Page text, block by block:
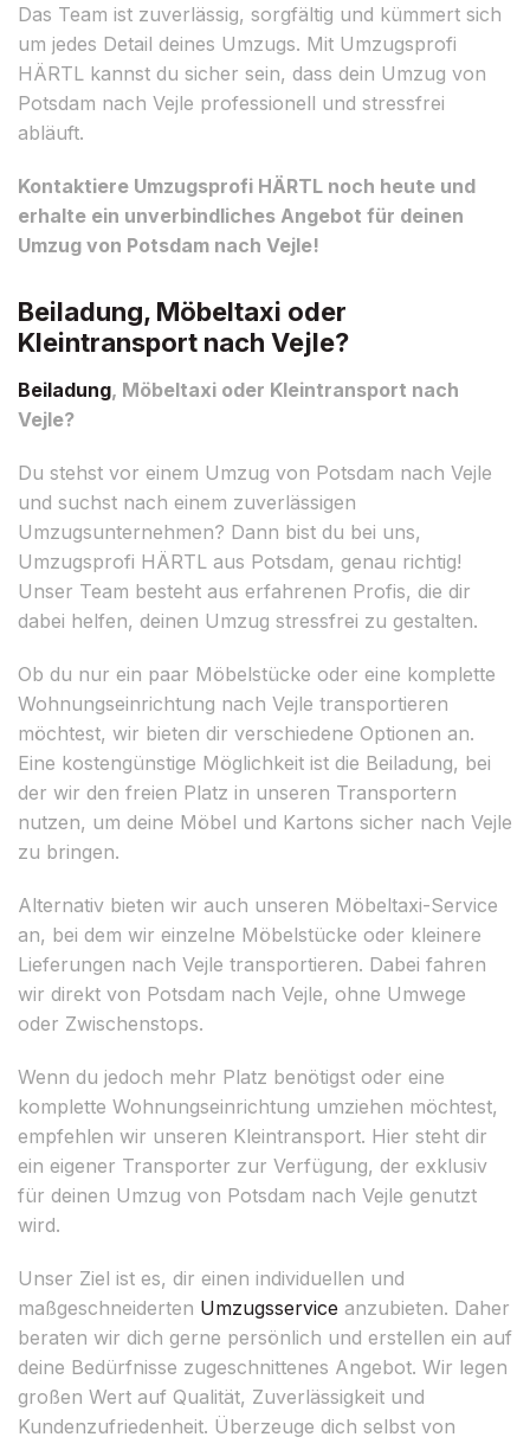
Das Team ist zuverlässig, sorgfältig und kümmert sich
um jedes Detail deines Umzugs. Mit Umzugsprofi
HÄRTL kannst du sicher sein, dass dein Umzug von
Potsdam nach Vejle professionell und stressfrei
abläuft.
Kontaktiere Umzugsprofi HÄRTL noch heute und
erhalte ein unverbindliches Angebot für deinen
Umzug von Potsdam nach Vejle!
Beiladung, Möbeltaxi oder
Kleintransport nach Vejle?
Beiladung, Möbeltaxi oder Kleintransport nach
Vejle?
Du stehst vor einem Umzug von Potsdam nach Vejle
und suchst nach einem zuverlässigen
Umzugsunternehmen? Dann bist du bei uns,
Umzugsprofi HÄRTL aus Potsdam, genau richtig!
Unser Team besteht aus erfahrenen Profis, die dir
dabei helfen, deinen Umzug stressfrei zu gestalten.
Ob du nur ein paar Möbelstücke oder eine komplette
Wohnungseinrichtung nach Vejle transportieren
möchtest, wir bieten dir verschiedene Optionen an.
Eine kostengünstige Möglichkeit ist die Beiladung, bei
der wir den freien Platz in unseren Transportern
nutzen, um deine Möbel und Kartons sicher nach Vejle
zu bringen.
Alternativ bieten wir auch unseren Möbeltaxi-Service
an, bei dem wir einzelne Möbelstücke oder kleinere
Lieferungen nach Vejle transportieren. Dabei fahren
wir direkt von Potsdam nach Vejle, ohne Umwege
oder Zwischenstops.
Wenn du jedoch mehr Platz benötigst oder eine
komplette Wohnungseinrichtung umziehen möchtest,
empfehlen wir unseren Kleintransport. Hier steht dir
ein eigener Transporter zur Verfügung, der exklusiv
für deinen Umzug von Potsdam nach Vejle genutzt
wird.
Unser Ziel ist es, dir einen individuellen und
maßgeschneiderten Umzugsservice anzubieten. Daher
beraten wir dich gerne persönlich und erstellen ein auf
deine Bedürfnisse zugeschnittenes Angebot. Wir legen
großen Wert auf Qualität, Zuverlässigkeit und
Kundenzufriedenheit. Überzeuge dich selbst von